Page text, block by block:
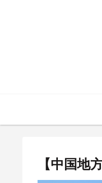
【中国